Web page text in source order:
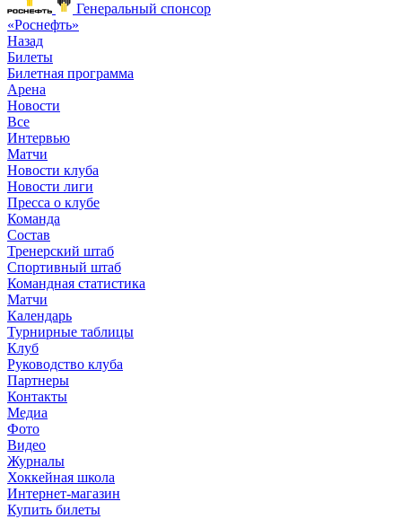
Генеральный спонсор
«Роснефть»
Назад
Билеты
Билетная программа
Арена
Новости
Все
Интервью
Матчи
Новости клуба
Новости лиги
Пресса о клубе
Команда
Состав
Тренерский штаб
Спортивный штаб
Командная статистика
Матчи
Календарь
Турнирные таблицы
Клуб
Руководство клуба
Партнеры
Контакты
Медиа
Фото
Видео
Журналы
Хоккейная школа
Интернет-магазин
Купить билеты